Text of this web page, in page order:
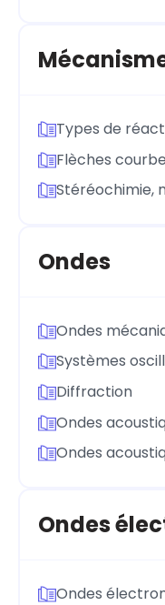
Types de
Flèches
Stéréochimie,
Ondes
Ondes
Systèmes
Diffraction
Ondes
Ondes
Ondes
Ondes